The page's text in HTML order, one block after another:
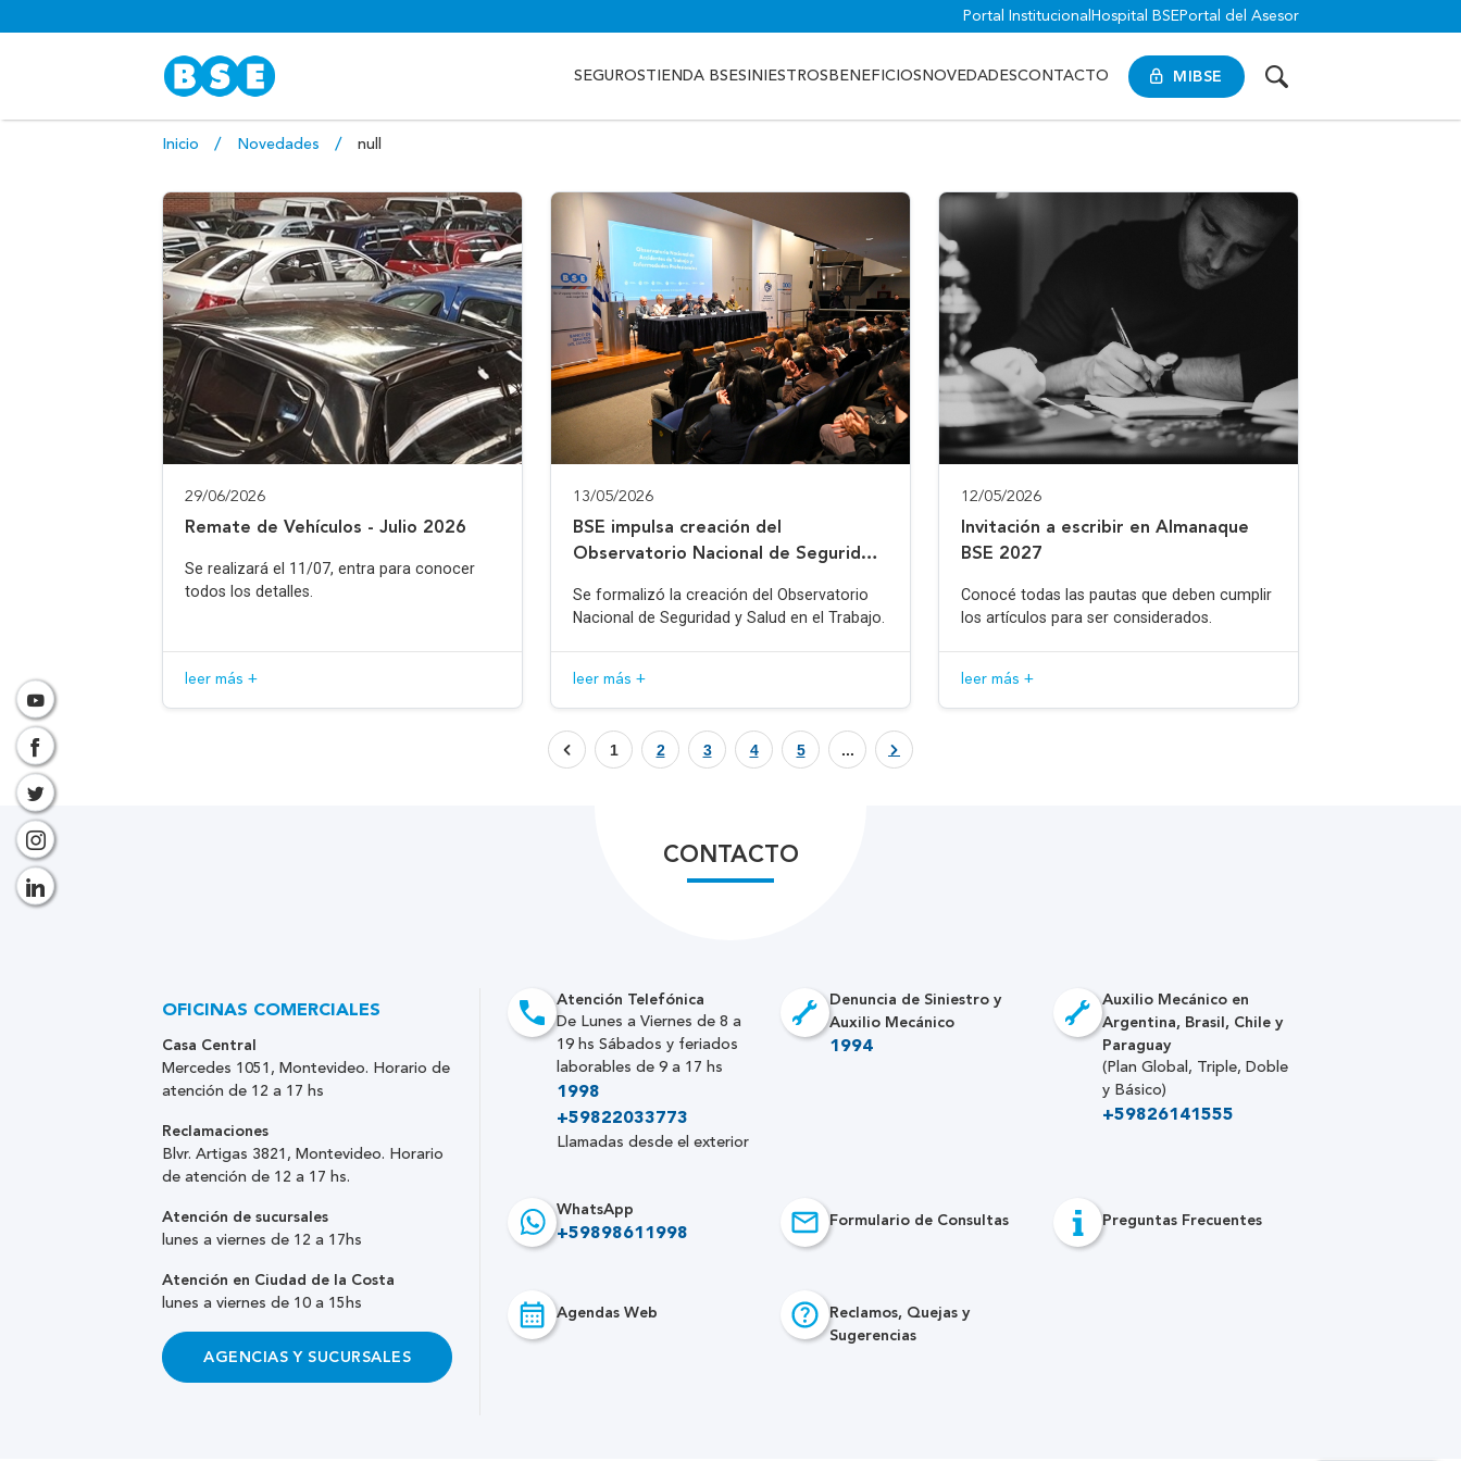
Portal Institucional Hospital BSE Portal del Asesor
MIBSE
SEGUROSTIENDA BSESINIESTROS BENEFICIOS NOVEDADESCONTACTO
Inicio Novedades null
29/06/2026
Remate de Vehículos - Julio 2026
Se realizará el 11/07, entra para conocer
todos los detalles.
leer más +
13/05/2026
BSE impulsa creación del
Observatorio Nacional de Seguridad
Se formalizó la creación del Observatorio
Nacional de Seguridad y Salud en el Trabajo.
leer más +
12/05/2026
Invitación a escribir en Almanaque
BSE 2027
Conocé todas las pautas que deben cumplir
los artículos para ser considerados.
leer más +
1 2 3 4 5 ...
CONTACTO
Atención Telefónica
De Lunes a Viernes de 8 a
19 hs Sábados y feriados
laborables de 9 a 17 hs
1998
+59822033773
Llamadas desde el exterior
Denuncia de Siniestro y
Auxilio Mecánico
1994
Auxilio Mecánico en
Argentina, Brasil, Chile y
Paraguay
(Plan Global, Triple, Doble
y Básico)
+59826141555
WhatsApp
+59898611998
Formulario de Consultas Preguntas Frecuentes
Agendas Web
Reclamos, Quejas y
Sugerencias
OFICINAS COMERCIALES
Casa Central
Mercedes 1051, Montevideo. Horario de
atención de 12 a 17 hs
Reclamaciones
Blvr. Artigas 3821, Montevideo. Horario
de atención de 12 a 17 hs.
Atención de sucursales
lunes a viernes de 12 a 17hs
Atención en Ciudad de la Costa
lunes a viernes de 10 a 15hs
AGENCIAS Y SUCURSALES